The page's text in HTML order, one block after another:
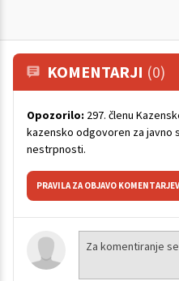
KOMENTARJI (0)
Opozorilo: 297. členu
kazensko odgovoren za javno
nestrpnosti.
PRAVILA ZA OBJAVO KOMENTARJEV